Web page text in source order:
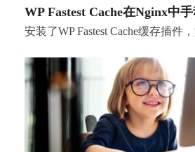
WP Fastest Cache在Nginx中
安装了WP Fastest Cache缓存插件